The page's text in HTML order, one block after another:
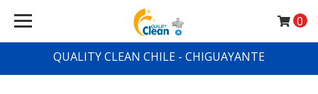
QUALITY CLEAN CHILE - CHIGUAYANTE
0